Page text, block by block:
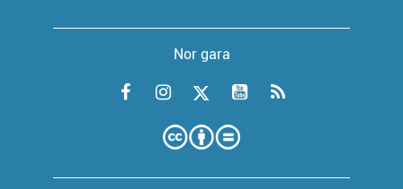
Nor gara